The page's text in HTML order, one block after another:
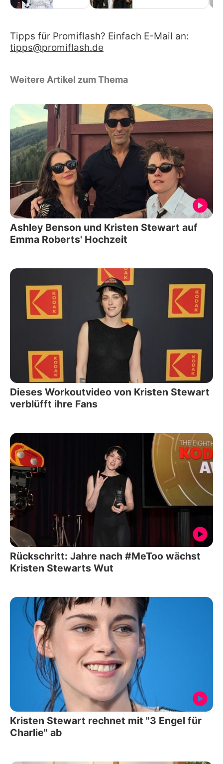
Tipps für Promiflash? Einfach E-Mail an:
tipps@promiflash.de
Weitere Artikel zum Thema
Ashley Benson und Kristen Stewart auf
Emma Roberts' Hochzeit
Dieses Workoutvideo von Kristen Stewart
verblüfft ihre Fans
Rückschritt: Jahre nach #MeToo wächst
Kristen Stewarts Wut
Kristen Stewart rechnet mit "3 Engel für
Charlie" ab